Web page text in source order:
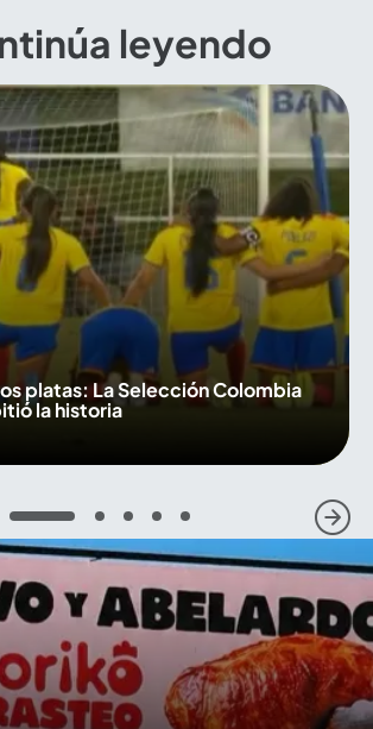
leyendo
platas: La Selección Colombia
la historia
1 2 3 4 5